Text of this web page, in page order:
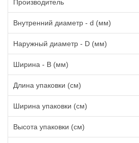
Производитель
Внутренний диаметр - d (мм)
Наружный диаметр - D (мм)
Ширина - B (мм)
Длина упаковки (см)
Ширина упаковки (см)
Высота упаковки (см)